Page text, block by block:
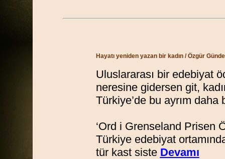
Hayatı yeniden yazan bir kadın/ Özgür
Uluslararası bir edebiyat
neresine gidersen git,
Türkiye’de bu ayrım daha
‘Ord i Grenseland Prisen
Türkiye edebiyat
tür kast siste Devamı